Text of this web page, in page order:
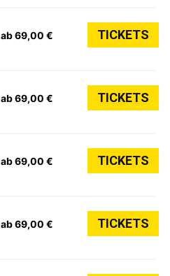
ab 69,00 € TICKETS
ab 69,00 € TICKETS
ab 69,00 € TICKETS
ab 69,00 € TICKETS